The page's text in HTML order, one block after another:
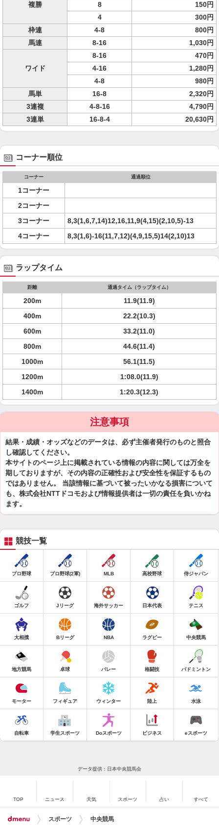
複勝
8
150円
4
300円
枠連
4-8
800円
馬連
8-16 1,030円
ワイド
8-16
470円
4-16
1,280円
4-8
980円
馬単
16-8
2,320円
3連複
4-8-16
4,790円
3連単
16-8-4 20,630円
コーナー順位
コーナー 通過順位
1コーナー
2コーナー
3コーナー
8,3(1,6,7,14)12,16,11,9(4,15)(2,10,5)-13
4コーナー
8,3(1,6)-16(11,7,12)(4,9,15,5)14(2,10)13
ラップタイム
距離 通過タイム（ラップタイム）
200m
11.9(11.9)
400m
22.2(10.3)
600m
33.2(11.0)
800m
44.6(11.4)
1000m
56.1(11.5)
1200m
1:08.0(11.9)
1400m
1:20.3(12.3)
注意事項
結果・成績・オッズなどのデータは、必ず主催者発行のものと照合
し確認してください。
本サイトのページ上に掲載されている情報の内容に関しては万全を
期しておりますが、その内容の正確性および安全性を保証するもの
ではありません。 当該情報に基づいて被ったいかなる損害について
も、株式会社NTTドコモおよび情報提供者は一切の責任を負いかね
ます。
競技一覧
プロ野球 プロ野球(2軍) MLB 高校野球 侍ジャパン
ゴルフ Jリーグ 海外サッカー 日本代表 テニス
大相撲 Bリーグ NBA ラグビー 中央競馬
地方競馬 卓球 バレー 格闘技 バドミントン
モーター フィギュア ウィンター 陸上 水泳
自転車 学生スポーツ Doスポーツ ビジネス eスポーツ
データ提供：日本中央競馬会
TOP ニュース 天気 スポーツ 占い すべて
スポーツ 中央競馬